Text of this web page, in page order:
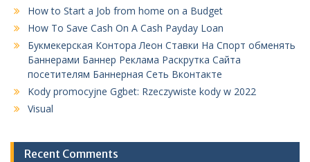
How to Start a Job from home on a Budget
How To Save Cash On A Cash Payday Loan
Букмекерская Контора Леон Ставки На Спорт обменять
Баннерами Баннер Реклама Раскрутка Сайта
посетителям Баннерная Сеть Вконтакте
Kody promocyjne Ggbet: Rzeczywiste kody w 2022
Visual
Recent Comments